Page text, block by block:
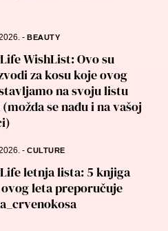
-BEAUTY
WishList: Ovo su
za kosu koje ovog
na svoju listu
se nađu i na vašoj
-CULTURE
letnja lista: 5 knjiga
leta preporučuje